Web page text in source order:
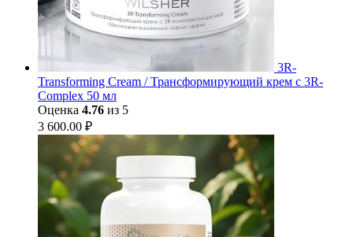
3R-
Transforming Cream / Трансформирующий крем с 3R-
Complex 50 мл
Оценка 4.76 из 5
3 600.00 ₽